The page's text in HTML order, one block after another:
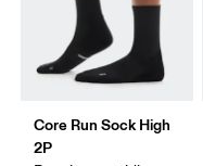
Core Run Sock High
2P